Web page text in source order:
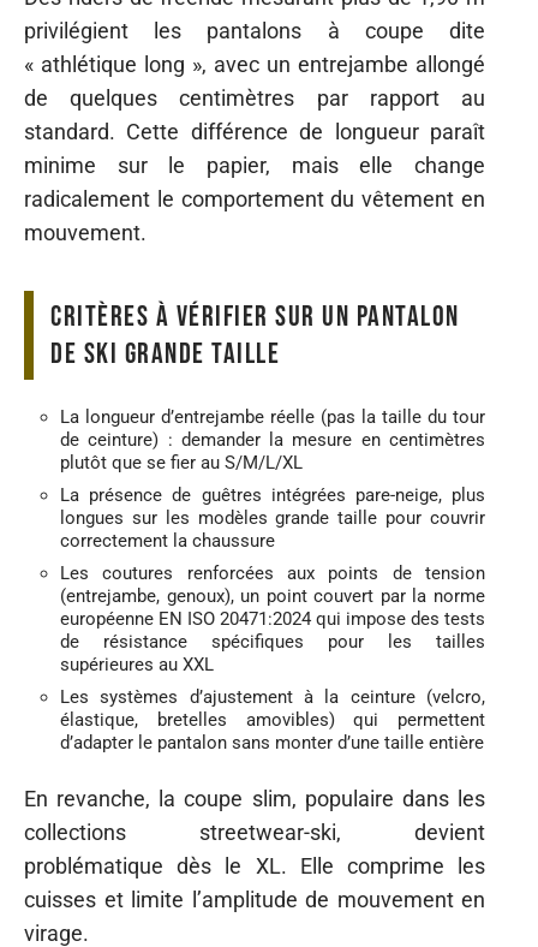
privilégient les pantalons à coupe dite
« athlétique long », avec un entrejambe allongé
de quelques centimètres par rapport au
standard. Cette différence de longueur paraît
minime sur le papier, mais elle change
radicalement le comportement du vêtement en
mouvement.
Critères à vérifier sur un pantalon
de ski grande taille
La longueur d’entrejambe réelle (pas la taille du tour
de ceinture) : demander la mesure en centimètres
plutôt que se fier au S/M/L/XL
La présence de guêtres intégrées pare-neige, plus
longues sur les modèles grande taille pour couvrir
correctement la chaussure
Les coutures renforcées aux points de tension
(entrejambe, genoux), un point couvert par la norme
européenne EN ISO 20471:2024 qui impose des tests
de résistance spécifiques pour les tailles
supérieures au XXL
Les systèmes d’ajustement à la ceinture (velcro,
élastique, bretelles amovibles) qui permettent
d’adapter le pantalon sans monter d’une taille entière
En revanche, la coupe slim, populaire dans les
collections streetwear-ski, devient
problématique dès le XL. Elle comprime les
cuisses et limite l’amplitude de mouvement en
virage.